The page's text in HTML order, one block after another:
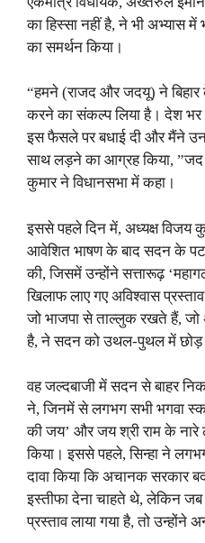
का हिस्सा नहीं है, ने भी अभ्यास में
का समर्थन किया।
“हमने (राजद और जदयू) ने
करने का संकल्प लिया है। देश
इस फैसले पर बधाई दी और मैंने
साथ लड़ने का आग्रह किया,
कुमार ने विधानसभा में कहा।
इससे पहले दिन में, अध्यक्ष विजय
आवेशित भाषण के बाद सदन के
की, जिसमें उन्होंने सत्तारूढ़
खिलाफ लाए गए अविश्वास
जो भाजपा से ताल्लुक रखते हैं, जो
है, ने सदन को उथल-पुथल में छोड़
वह जल्दबाजी में सदन से बाहर
ने, जिनमें से लगभग सभी भगवा
की जय’ और जय श्री राम के
किया। इससे पहले, सिन्हा ने
दावा किया कि अचानक सरकार
इस्तीफा देना चाहते थे, लेकिन जब
प्रस्ताव लाया गया है, तो उन्होंने